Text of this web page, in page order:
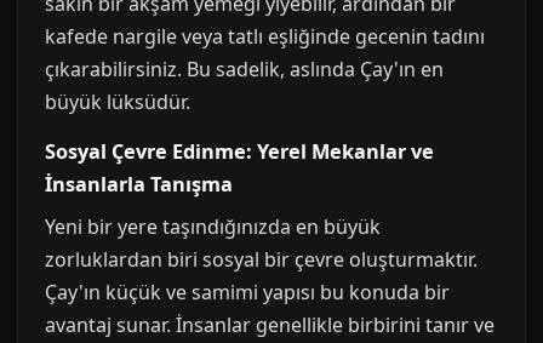
kafede nargile veya tatlı eşliğinde gecenin tadını
çıkarabilirsiniz. Bu sadelik, aslında Çay'ın en
büyük lüksüdür.
Sosyal Çevre Edinme: Yerel Mekanlar ve
İnsanlarla Tanışma
Yeni bir yere taşındığınızda en büyük
zorluklardan biri sosyal bir çevre oluşturmaktır.
Çay'ın küçük ve samimi yapısı bu konuda bir
avantaj sunar. İnsanlar genellikle birbirini tanır ve